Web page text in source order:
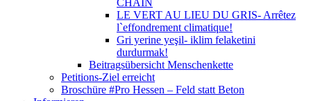
CHAIN
LE VERT AU LIEU DU GRIS- Arrêtez
l`effondrement climatique!
Gri yerine yeşil- iklim felaketini
durdurmak!
Beitragsübersicht Menschenkette
Petitions-Ziel erreicht
Broschüre #Pro Hessen – Feld statt Beton